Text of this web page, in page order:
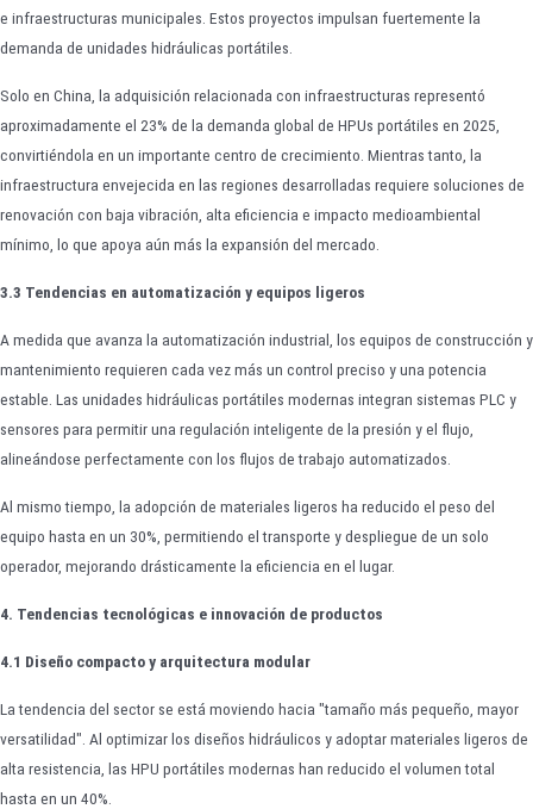
e infraestructuras municipales. Estos proyectos impulsan fuertemente la
demanda de unidades hidráulicas portátiles.
Solo en China, la adquisición relacionada con infraestructuras representó
aproximadamente el 23% de la demanda global de HPUs portátiles en 2025,
convirtiéndola en un importante centro de crecimiento. Mientras tanto, la
infraestructura envejecida en las regiones desarrolladas requiere soluciones de
renovación con baja vibración, alta eficiencia e impacto medioambiental
mínimo, lo que apoya aún más la expansión del mercado.
3.3 Tendencias en automatización y equipos ligeros
A medida que avanza la automatización industrial, los equipos de construcción y
mantenimiento requieren cada vez más un control preciso y una potencia
estable. Las unidades hidráulicas portátiles modernas integran sistemas PLC y
sensores para permitir una regulación inteligente de la presión y el flujo,
alineándose perfectamente con los flujos de trabajo automatizados.
Al mismo tiempo, la adopción de materiales ligeros ha reducido el peso del
equipo hasta en un 30%, permitiendo el transporte y despliegue de un solo
operador, mejorando drásticamente la eficiencia en el lugar.
4. Tendencias tecnológicas e innovación de productos
4.1 Diseño compacto y arquitectura modular
La tendencia del sector se está moviendo hacia "tamaño más pequeño, mayor
versatilidad". Al optimizar los diseños hidráulicos y adoptar materiales ligeros de
alta resistencia, las HPU portátiles modernas han reducido el volumen total
hasta en un 40%.